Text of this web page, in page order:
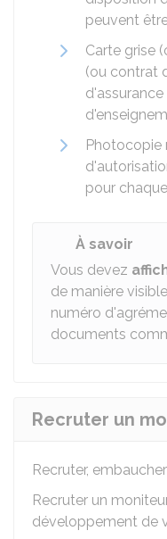
peuvent
Carte grise
(ou contrat
Photocopie
pour
À savoir
Vous devez
de manière visible
numéro
documents
Recruter un
Recruter, embaucher
Recruter un
développement de